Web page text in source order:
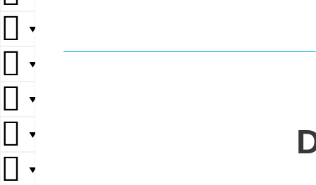
▼
▼
▼
▼
▼